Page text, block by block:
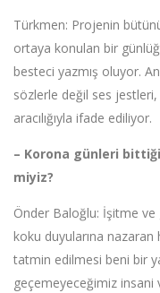
Türkmen: Projenin
ortaya konulan bir
besteci yazmış oluyor.
sözlerle değil ses
aracılığıyla ifade ediliyor.
– Korona günleri
miyiz?
Önder Baloğlu: İşitme ve
koku duyularına
tatmin edilmesi beni bir
geçemeyeceğimiz